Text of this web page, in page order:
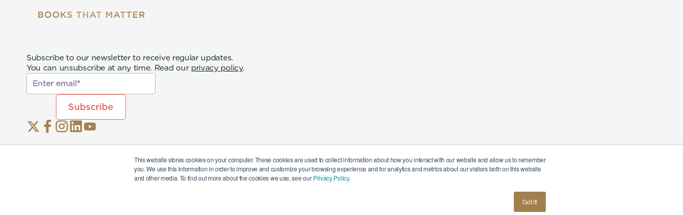
This website stores cookies on your computer. These cookies are used to collect information about how you interact with our website and allow us to remember
you. We use this information in order to improve and customize your browsing experience and for analytics and metrics about our visitors both on this website
and other media. To find out more about the cookies we use, see ourPrivacy Policy.
Got it!
Subscribe to our newsletter to receive regular updates.
You can unsubscribe at any time. Read our privacy policy.
© 2026 Eternal Lives Opco Ltd